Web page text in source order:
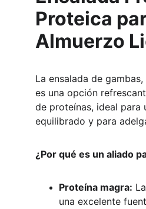
Proteica
Almuerzo
La ensalada de gambas,
es una opción
de proteínas, ideal para
equilibrado y para
¿Por qué es un aliado
Proteína magra:
una excelente